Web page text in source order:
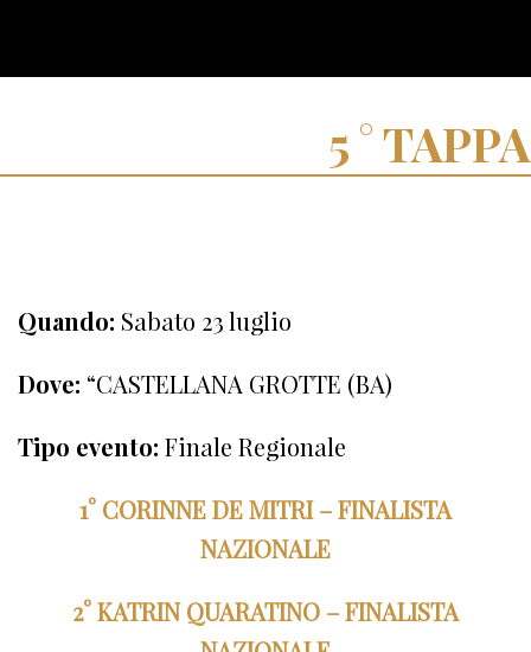
TAPPA
Quando: Sabato 23 luglio
Dove: “CASTELLANA GROTTE (BA)
Tipo evento: Finale Regionale
1° CORINNE DE MITRI – FINALISTA
NAZIONALE
2° KATRIN QUARATINO – FINALISTA